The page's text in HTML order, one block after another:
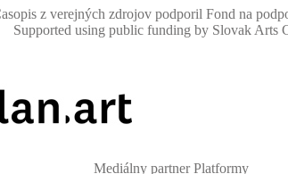
z verejných zdrojov podporil Fond na
Supported using public funding by Slovak Arts
Mediálny partner Platformy